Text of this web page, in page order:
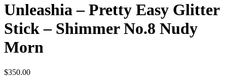
Unleashia – Pretty Easy Glitter
Stick – Shimmer No.8 Nudy
Morn
$350.00